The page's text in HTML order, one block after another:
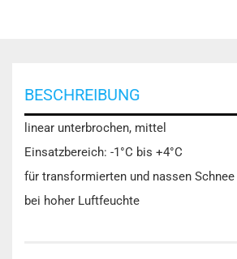
BESCHREIBUNG
linear unterbrochen, mittel
Einsatzbereich: -1°C bis +4°C
für transformierten und nassen Schnee
bei hoher Luftfeuchte